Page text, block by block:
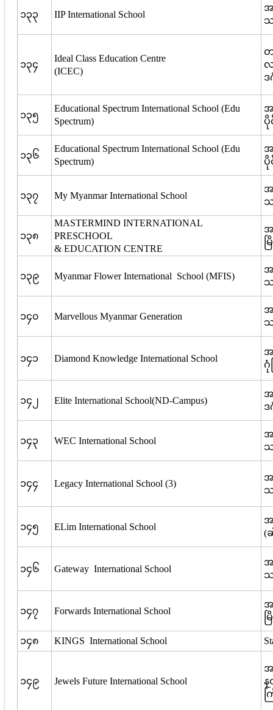
၁၃၃ IIP International School
အ
သ
၁၃၄
Ideal Class Education Centre
(ICEC)
တ
လ
ဒ
၁၃၅
Educational Spectrum International School (Edu
Spectrum)
အ
ပို
၁၃၆
Educational Spectrum International School (Edu
Spectrum)
အ
ပို
၁၃၇ My Myanmar International School
အ
သ
၁၃၈
MASTERMIND INTERNATIONAL
PRESCHOOL
& EDUCATION CENTRE
အ
၁၃၉ Myanmar Flower International School (MFIS)
အ
သ
၁၄၀ Marvellous Myanmar Generation
အ
သ
၁၄၁ Diamond Knowledge International School
အ
ဂုံ
၁၄၂ Elite International School(ND-Campus)
အ
ဒ
၁၄၃ WEC International School
အ
သ
၁၄၄ Legacy International School (3)
အ
သ
၁၄၅ ELim International School
အ
(
၁၄၆ Gateway International School
အ
၁၄၇ Forwards International School
၁၄၈ KINGS International School
၁၄၉ Jewels Future International School
န
က